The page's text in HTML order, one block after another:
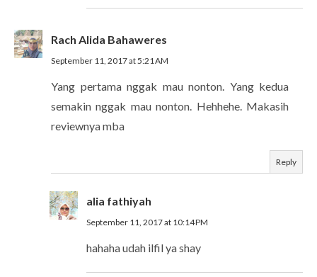
Rach Alida Bahaweres
September 11, 2017 at 5:21 AM
Yang pertama nggak mau nonton. Yang kedua
semakin nggak mau nonton. Hehhehe. Makasih
reviewnya mba
Reply
alia fathiyah
September 11, 2017 at 10:14 PM
hahaha udah ilfil ya shay